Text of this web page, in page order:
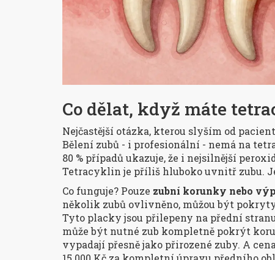
Co dělat, když máte
Nejčastější otázka, kterou slyším od
Bělení zubů - i profesionální - nemá na
80 % případů ukazuje, že i nejsilnější
Tetracyklin je příliš hluboko uvnitř zubu.
Co funguje? Pouze zubní korunky nebo
několik zubů ovlivněno, můžou být
Tyto placky jsou přilepeny na přední
může být nutné zub kompletně pokrýt
vypadají přesně jako přirozené zuby. A